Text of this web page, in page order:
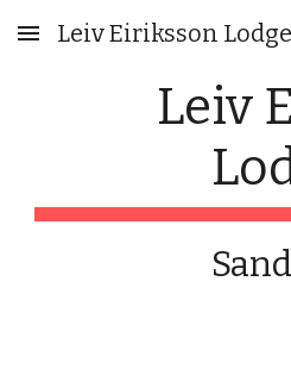
Skip to main content
Leiv